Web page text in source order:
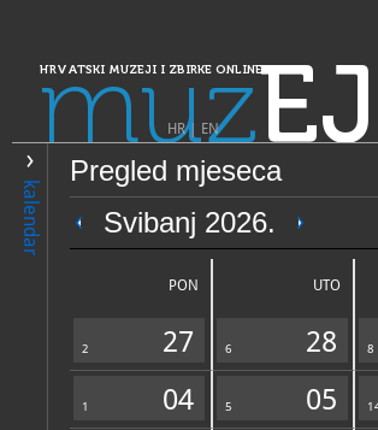
HRVATSKI MUZEJI I ZBIRKE ONLINE
muz
HR| EN
kalendar
Pregled mjeseca
Svibanj 2026.
PON UTO
2 27 6 28 8
1 04 5 05
PRETRAŽIVANJE
Dalmacija
Zbirka
Ivana Krstitelja i